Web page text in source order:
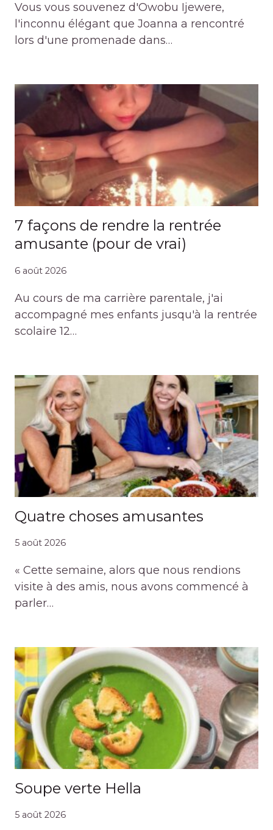
Vous vous souvenez d'Owobu Ijewere,
l'inconnu élégant que Joanna a rencontré
lors d'une promenade dans…
7 façons de rendre la rentrée
amusante (pour de vrai)
6 août 2026
Au cours de ma carrière parentale, j'ai
accompagné mes enfants jusqu'à la rentrée
scolaire 12…
Quatre choses amusantes
5 août 2026
« Cette semaine, alors que nous rendions
visite à des amis, nous avons commencé à
parler…
Soupe verte Hella
5 août 2026